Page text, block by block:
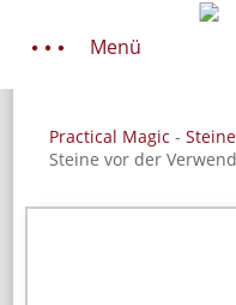
Menü
Practical Magic -
Steine vor der